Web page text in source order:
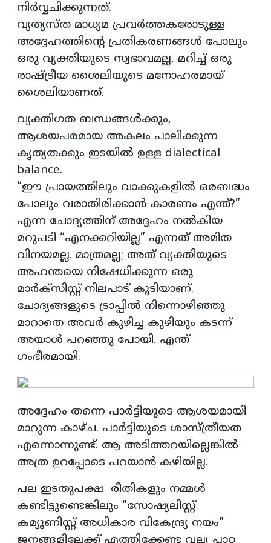
നിർവ്വചിക്കുന്നത്.
വ്യത്യസ്ത മാധ്യമ പ്രവർത്തകരോടുള്ള
അദ്ദേഹത്തിന്റെ പ്രതികരണങ്ങൾ പോലും
ഒരു വ്യക്തിയുടെ സ്വഭാവമല്ല, മറിച്ച് ഒരു
രാഷ്ട്രീയ ശൈലിയുടെ മനോഹരമായ്
ശൈലിയാണത്.
വ്യക്തിഗത ബന്ധങ്ങൾക്കും,
ആശയപരമായ അകലം പാലിക്കുന്ന
കൃത്യതക്കും ഇടയിൽ ഉള്ള dialectical
balance.
“ഈ പ്രായത്തിലും വാക്കുകളിൽ ഒരബദ്ധം
പോലും വരാതിരിക്കാൻ കാരണം എന്ത്?”
എന്ന ചോദ്യത്തിന് അദ്ദേഹം നൽകിയ
മറുപടി “എനക്കറിയില്ല” എന്നത് അമിത
വിനയമല്ല. മാത്രമല്ല; അത് വ്യക്തിയുടെ
അഹന്തയെ നിഷേധിക്കുന്ന ഒരു
മാർക്സിസ്റ്റ് നിലപാട് കൂടിയാണ്.
ചോദ്യങ്ങളുടെ ട്രാപ്പിൽ നിന്നൊഴിഞ്ഞു
മാറാതെ അവർ കുഴിച്ച കുഴിയും കടന്ന്
അയാൾ പറഞ്ഞു പോയി. എന്ത്
ഗംഭീരമായി.
അദ്ദേഹം തന്നെ പാർട്ടിയുടെ ആശയമായി
മാറുന്ന കാഴ്ച. പാർട്ടിയുടെ ശാസ്ത്രീയത
എന്നൊന്നുണ്ട്. ആ അടിത്തറയില്ലെങ്കിൽ
അത്ര ഉറപ്പോടെ പറയാൻ കഴിയില്ല.
പല ഇടതുപക്ഷ രീതികളും നമ്മൾ
കണ്ടിട്ടുണ്ടെങ്കിലും "സോഷ്യലിസ്റ്റ്
കമ്യൂണിസ്റ്റ് അധികാര വികേന്ദ്ര്യ നയം"